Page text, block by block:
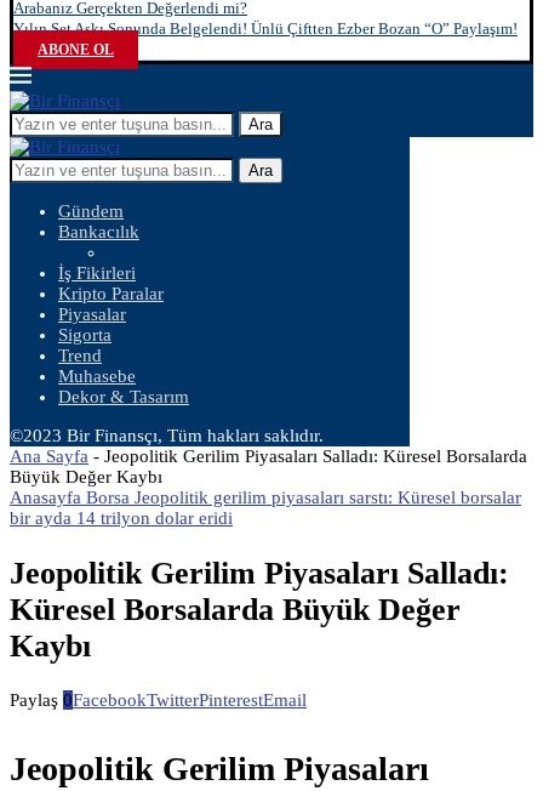
Arabanız Gerçekten Değerlendi mi?
Yılın Set Aşkı Sonunda Belgelendi! Ünlü Çiftten Ezber Bozan “O” Paylaşım!
ABONE OL
Ara
Ara
Gündem
Bankacılık
İş Fikirleri
Kripto Paralar
Piyasalar
Sigorta
Trend
Muhasebe
Dekor & Tasarım
©2023 Bir Finansçı, Tüm hakları saklıdır.
Ana Sayfa - Jeopolitik Gerilim Piyasaları Salladı: Küresel Borsalarda
Büyük Değer Kaybı
Anasayfa Borsa Jeopolitik gerilim piyasaları sarstı: Küresel borsalar
bir ayda 14 trilyon dolar eridi
Jeopolitik Gerilim Piyasaları Salladı:
Küresel Borsalarda Büyük Değer
Kaybı
Paylaş 0FacebookTwitterPinterestEmail
Jeopolitik Gerilim Piyasaları